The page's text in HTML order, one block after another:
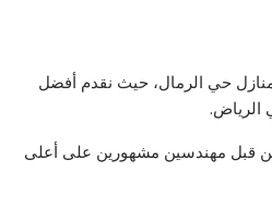
حي الرمال، حيث نقدم أفضل
الرياض.
من قبل مهندسين مشهورين على أعلى